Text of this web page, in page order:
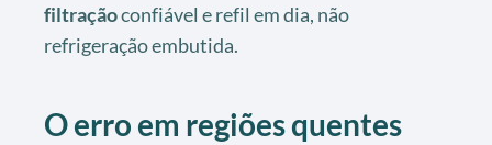
filtraçãoconfiável e refil em dia, não
refrigeração embutida.
O erro em regiões quentes